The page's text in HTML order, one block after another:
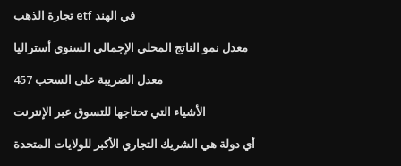
تجارة الذهب etf في الهند
معدل نمو الناتج المحلي الإجمالي السنوي أستراليا
457 معدل الضريبة على السحب
الأشياء التي تحتاجها للتسوق عبر الإنترنت
أي دولة هي الشريك التجاري الأكبر للولايات المتحدة